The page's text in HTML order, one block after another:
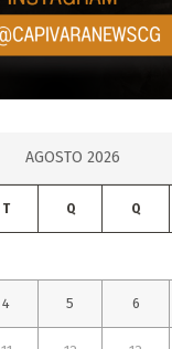
AGOSTO 2026
T Q Q
4 5 6